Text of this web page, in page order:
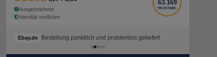
Ausgezeichnet
Identität verifiziert
63.169
TRUSTAMI.
Ebay.de Bestellung pünktlich und problemlos geliefert
Ebay.de Bestellung pünktlich und problemlos geliefert